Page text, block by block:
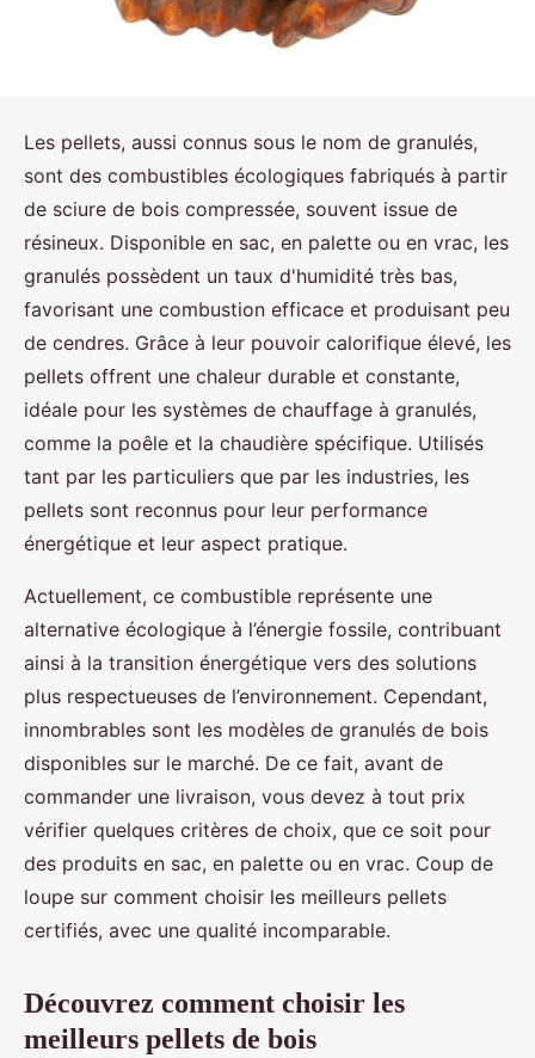
Les pellets, aussi connus sous le nom de granulés,
sont des combustibles écologiques fabriqués à partir
de sciure de bois compressée, souvent issue de
résineux. Disponible en sac, en palette ou en vrac, les
granulés possèdent un taux d'humidité très bas,
favorisant une combustion efficace et produisant peu
de cendres. Grâce à leur pouvoir calorifique élevé, les
pellets offrent une chaleur durable et constante,
idéale pour les systèmes de chauffage à granulés,
comme la poêle et la chaudière spécifique. Utilisés
tant par les particuliers que par les industries, les
pellets sont reconnus pour leur performance
énergétique et leur aspect pratique.
Actuellement, ce combustible représente une
alternative écologique à l’énergie fossile, contribuant
ainsi à la transition énergétique vers des solutions
plus respectueuses de l’environnement. Cependant,
innombrables sont les modèles de granulés de bois
disponibles sur le marché. De ce fait, avant de
commander une livraison, vous devez à tout prix
vérifier quelques critères de choix, que ce soit pour
des produits en sac, en palette ou en vrac. Coup de
loupe sur comment choisir les meilleurs pellets
certifiés, avec une qualité incomparable.
Découvrez comment choisir les
meilleurs pellets de bois